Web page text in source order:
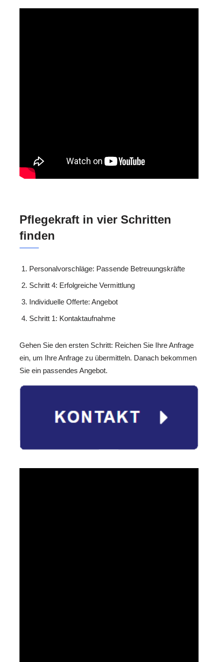
Pflegekraft in vier Schritten
finden
Personalvorschläge: Passende Betreuungskräfte
Schritt 4: Erfolgreiche Vermittlung
Individuelle Offerte: Angebot
Schritt 1: Kontaktaufnahme
Gehen Sie den ersten Schritt: Reichen Sie Ihre Anfrage
ein, um Ihre Anfrage zu übermitteln. Danach bekommen
Sie ein passendes Angebot.